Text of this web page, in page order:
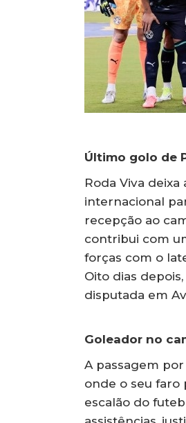
Último golo de
Roda Viva
internacional
recepção ao
contribui com
forças com o
Oito dias
disputada em
Goleador no
A passagem
onde o seu
escalão do